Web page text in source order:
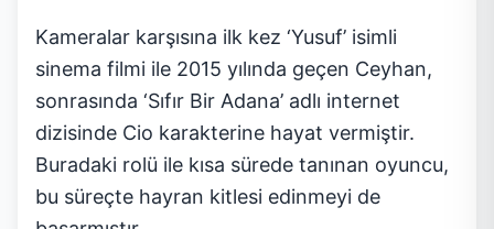
Kameralar karşısına ilk kez ‘Yusuf’ isimli
sinema filmi ile 2015 yılında geçen Ceyhan,
sonrasında ‘Sıfır Bir Adana’ adlı internet
dizisinde Cio karakterine hayat vermiştir.
Buradaki rolü ile kısa sürede tanınan oyuncu,
bu süreçte hayran kitlesi edinmeyi de